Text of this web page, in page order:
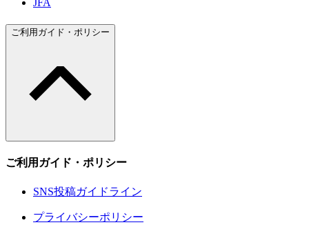
JFA
ご利用ガイド・ポリシー
ご利用ガイド・ポリシー
SNS投稿ガイドライン
プライバシーポリシー